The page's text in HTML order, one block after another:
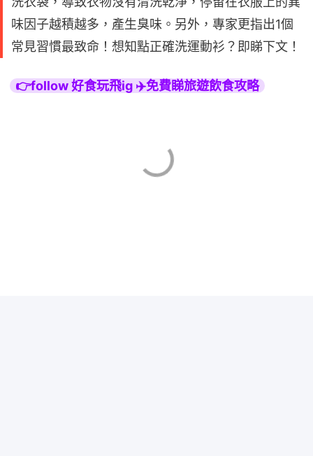
味因子越積越多，產生臭味。另外，專家更指出1個
常見習慣最致命！想知點正確洗運動衫？即睇下文！
👉follow 好食玩飛ig ✈️免費睇旅遊飲食攻略